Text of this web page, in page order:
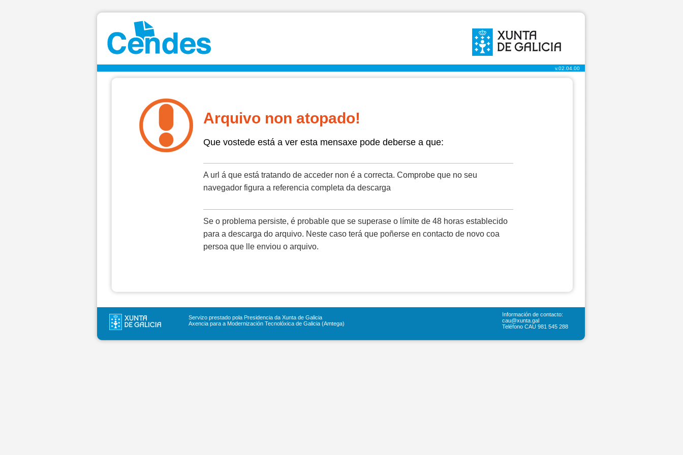
v.02.04.00
Arquivo non atopado!
Que vostede está a ver esta mensaxe pode deberse a que:
A url á que está tratando de acceder non é a correcta. Comprobe que no seu
navegador figura a referencia completa da descarga
Se o problema persiste, é probable que se superase o límite de 48 horas establecido
para a descarga do arquivo. Neste caso terá que poñerse en contacto de novo coa
persoa que lle enviou o arquivo.
Servizo prestado pola Presidencia da Xunta de Galicia
Axencia para a Modernización Tecnolóxica de Galicia (Amtega)
Información de contacto:
cau@xunta.gal
Teléfono CAU 981 545 288